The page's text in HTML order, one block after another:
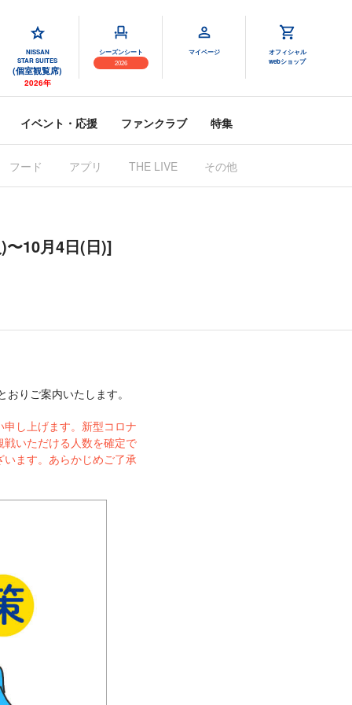
NISSAN
STAR SUITES
(個室観覧席)
2026年
シーズンシート
2026
マイページ
オフィシャル
webショップ
イベント・応援 ファンクラブ 特集
フード アプリ THE LIVE その他
〜10月4日(日)]
りご案内いたします。
し上げます。新型コロナ
いただける人数を確定で
ます。あらかじめご了承